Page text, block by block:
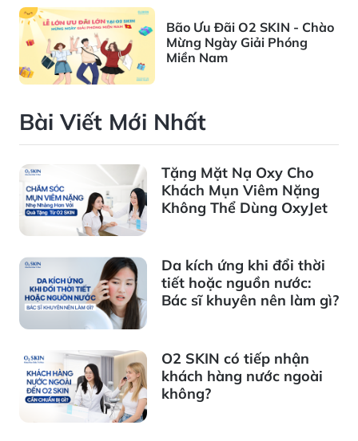
Bão Ưu Đãi O2 SKIN - Chào
Mừng Ngày Giải Phóng
Miền Nam
Bài Viết Mới Nhất
Tặng Mặt Nạ Oxy Cho
Khách Mụn Viêm Nặng
Không Thể Dùng OxyJet
Da kích ứng khi đổi thời
tiết hoặc nguồn nước:
Bác sĩ khuyên nên làm gì?
O2 SKIN có tiếp nhận
khách hàng nước ngoài
không?